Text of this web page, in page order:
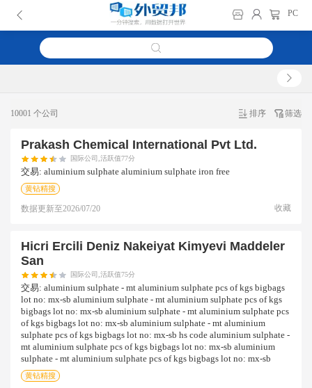
PC
10001 个公司 排序 筛选
Prakash Chemical International Pvt Ltd.
国际公司,活跃值77分
交易: aluminium sulphate aluminium sulphate iron free
黄钻精搜
数据更新至2026/07/20 收藏
Hicri Ercili Deniz Nakeiyat Kimyevi Maddeler
San
国际公司,活跃值75分
交易: aluminium sulphate - mt aluminium sulphate pcs of kgs bigbags
lot no: mx-sb aluminium sulphate - mt aluminium sulphate pcs of kgs
bigbags lot no: mx-sb aluminium sulphate - mt aluminium sulphate pcs
of kgs bigbags lot no: mx-sb aluminium sulphate - mt aluminium
sulphate pcs of kgs bigbags lot no: mx-sb hs code aluminium sulphate -
mt aluminium sulphate pcs of kgs bigbags lot no: mx-sb aluminium
sulphate - mt aluminium sulphate pcs of kgs bigbags lot no: mx-sb
黄钻精搜